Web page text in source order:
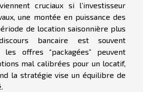
cruciaux si l’investisseur
une montée en puissance des
de location saisonnière plus
bancaire est souvent
les offres “packagées” peuvent
mal calibrées pour un locatif,
la stratégie vise un équilibre de